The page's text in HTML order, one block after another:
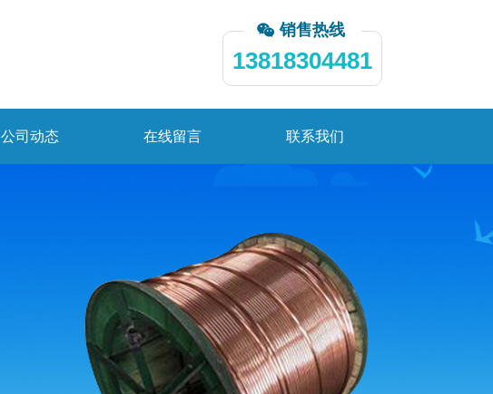
销售热线
13818304481
公司动态 在线留言 联系我们